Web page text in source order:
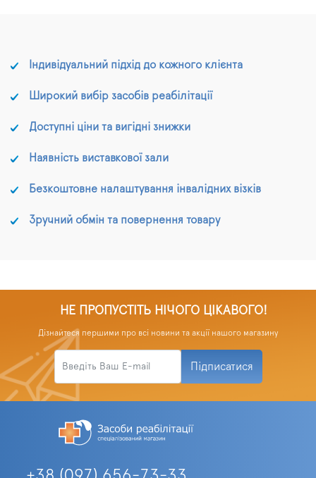
Індивідуальний підхід до кожного клієнта
Широкий вибір засобів реабілітації
Доступні ціни та вигідні знижки
Наявність виставкової зали
Безкоштовне налаштування інвалідних візків
Зручний обмін та повернення товару
НЕ ПРОПУСТІТЬ НІЧОГО ЦІКАВОГО!
Дізнайтеся першими про всі новини та акції нашого магазину
Підписатися